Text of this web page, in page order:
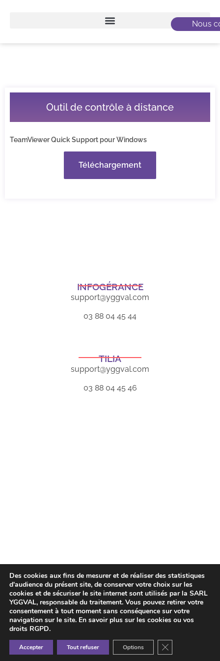
Nous
Outil de contrôle à distance
TeamViewer Quick Support pour Windows
Téléchargement
INFOGÉRANCE
support@yggval.com
03 88 04 45 44
TILIA
support@yggval.com
03 88 04 45 46
Politique de confidentialité
Nous contacter
11 rue Jean-Marie Lehn
67120 Molsheim
03 88 04 90 90
communication@yggval.com
Mentions légales
Des cookies aux fins de mesurer et de réaliser des statistiques
d'audience du présent site, de conserver votre choix sur les
cookies et de sécuriser le site internet sont utilisés par la SARL
YGGVAL, responsable du traitement. Vous pouvez retirer votre
consentement à tout moment sans conséquence sur votre
navigation sur le site. En savoir plus sur les cookies ou vos
droits RGPD.
Accepter Tout refuser Options Fermer la